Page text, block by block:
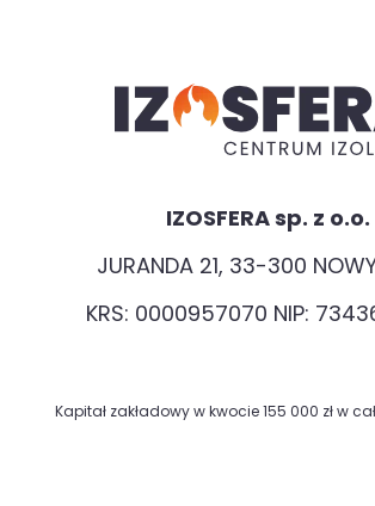
IZOSFERA sp. z o.o.
JURANDA 21, 33-300
KRS: 0000957070 NIP:
Kapitał zakładowy w kwocie 155 000 zł w